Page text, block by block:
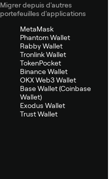
Migrer depuis d'autres
portefeuilles d'applications
MetaMask
Phantom Wallet
Rabby Wallet
Tronlink Wallet
TokenPocket
Binance Wallet
OKX Web3 Wallet
Base Wallet (Coinbase
Wallet)
Exodus Wallet
Trust Wallet